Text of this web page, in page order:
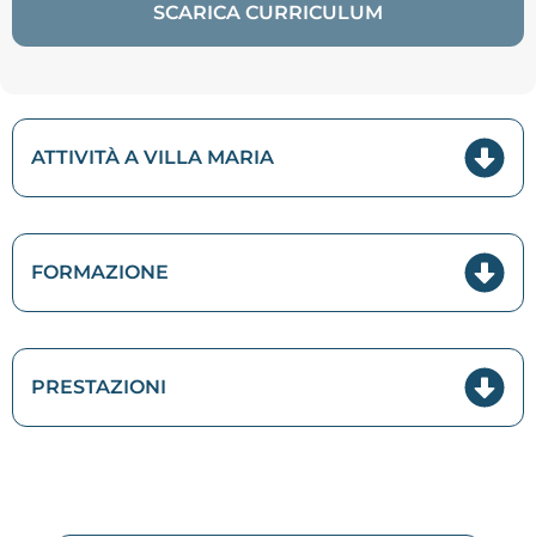
SCARICA CURRICULUM
ATTIVITÀ A VILLA MARIA
FORMAZIONE
PRESTAZIONI